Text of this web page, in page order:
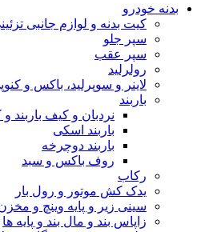
بدنه خودرو
کیت بدنه و لوازم جانبی
سپر جلو
سپر عقب
رولرلید
لاینر و سوپرلید، باکس و
باربند
نردبان و کیف
باربند اسکی
باربند دوچرخه
روف باکس و سبد
رکاب
یدک کش موتور و رول بار
سینی زیر و پایه وینچ و
زاپاس بند و مال بند و پایه ها